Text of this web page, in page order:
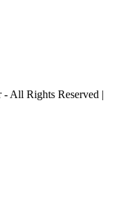
All Rights Reserved |